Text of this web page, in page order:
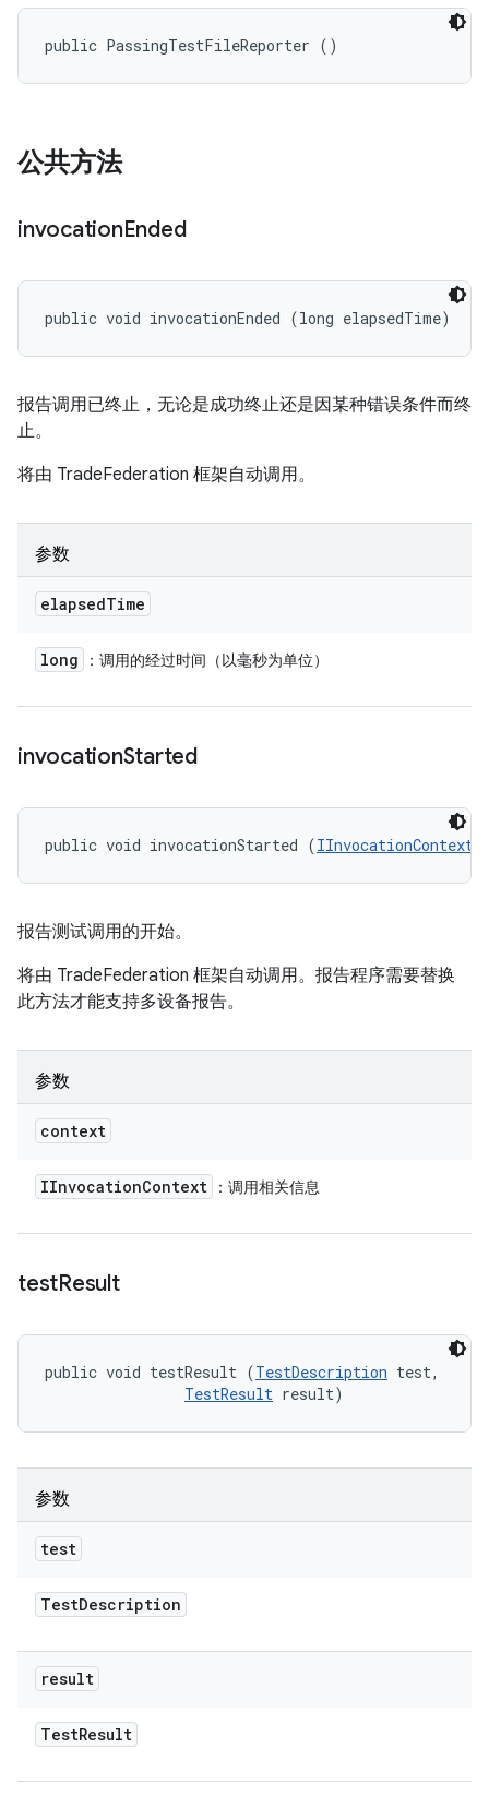
public PassingTestFileReporter ()
公共方法
invocationEnded
public void invocationEnded (long elapsedTime)
报告调用已终止，无论是成功终止还是因某种错误条件而终
止。
将由 TradeFederation 框架自动调用。
参数
elapsedTime
long ：调用的经过时间（以毫秒为单位）
invocationStarted
public void invocationStarted (IInvocationContext
报告测试调用的开始。
将由 TradeFederation 框架自动调用。报告程序需要替换
此方法才能支持多设备报告。
参数
context
IInvocationContext ：调用相关信息
testResult
public void testResult (TestDescription test,
TestResult result)
参数
test
TestDescription
result
TestResult